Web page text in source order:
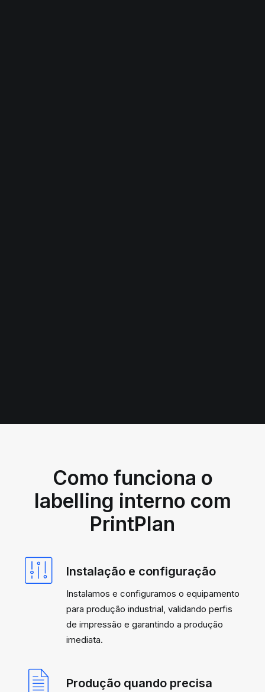
Como funciona o
labelling interno com
PrintPlan
Instalação e configuração
Instalamos e configuramos o equipamento
para produção industrial, validando perfis
de impressão e garantindo a produção
imediata.
Produção quando precisa